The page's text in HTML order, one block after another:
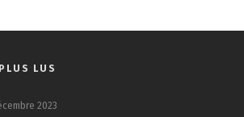
LUS
2023